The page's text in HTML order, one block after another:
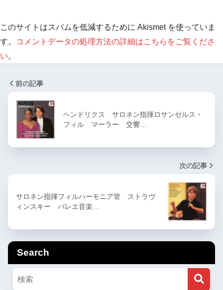
このサイトはスパムを低減するために Akismet を使っていま
す。
コメントデータの処理方法の詳細はこちらをご覧くださ
い。
前の記事
ヘンドリクス サロネン指揮ロサンゼルス・
フィル マーラー 交響…
次の記事
サロネン指揮フィルハーモニア管 ストラヴ
ィンスキー バレエ音楽…
Search